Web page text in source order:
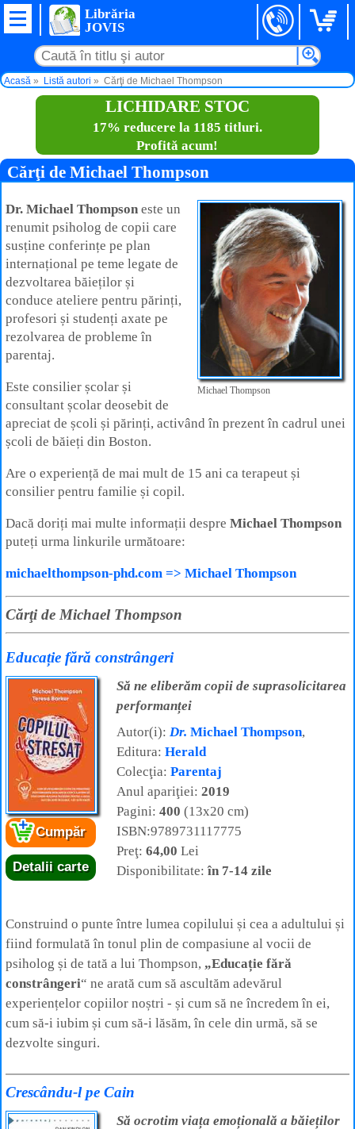
Librăria
JOVIS
Acasă Listă autori Cărţi de Michael Thompson
LICHIDARE STOC
17% reducere la 1185 titluri.
Profită acum!
Cărţi de Michael Thompson
Michael Thompson
Dr. Michael Thompson este un
renumit psiholog de copii care
susține conferințe pe plan
internațional pe teme legate de
dezvoltarea băieților și
conduce ateliere pentru părinți,
profesori și studenți axate pe
rezolvarea de probleme în
parentaj.
Este consilier școlar și
consultant școlar deosebit de
apreciat de școli și părinți, activând în prezent în cadrul unei
școli de băieți din Boston.
Are o experiență de mai mult de 15 ani ca terapeut și
consilier pentru familie și copil.
Dacă doriți mai multe informații despre Michael Thompson
puteți urma linkurile următoare:
michaelthompson-phd.com => Michael Thompson
Cărţi de Michael Thompson
Educație fără constrângeri
Cumpăr
Detalii carte
Să ne eliberăm copii de suprasolicitarea
performanței
Autor(i): Dr. Michael Thompson,
Editura: Herald
Colecţia: Parentaj
Anul apariţiei: 2019
Pagini: 400 (13x20 cm)
ISBN:9789731117775
Preţ: 64,00 Lei
Disponibilitate:în 7-14 zile
Construind o punte între lumea copilului și cea a adultului și
fiind formulată în tonul plin de compasiune al vocii de
psiholog și de tată a lui Thompson, „Educație fără
constrângeri“ ne arată cum să ascultăm adevărul
experiențelor copiilor noștri - și cum să ne încredem în ei,
cum să-i iubim și cum să-i lăsăm, în cele din urmă, să se
dezvolte singuri.
Crescându-l pe Cain
Să ocrotim viața emoțională a băieților